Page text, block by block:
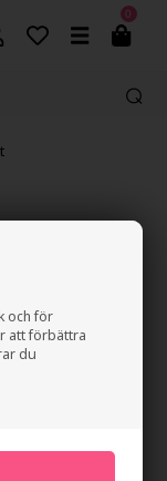
och för
att förbättra
du
0